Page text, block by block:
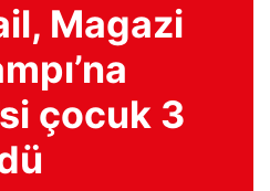
Magazi
çocuk 3